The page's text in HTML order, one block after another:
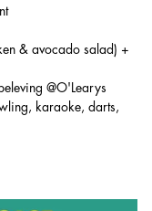
& avocado salad) +
@O'Learys
karaoke, darts,